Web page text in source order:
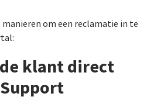
om een reclamatie in te
klant direct